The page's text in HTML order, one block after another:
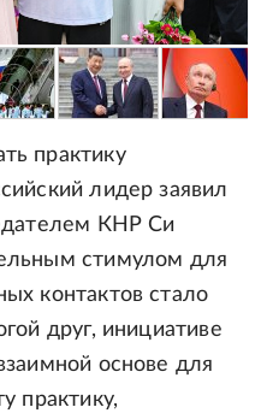
практику
лидер заявил
КНР Си
стимулом для
контактов стало
друг, инициативе
основе для
практику,